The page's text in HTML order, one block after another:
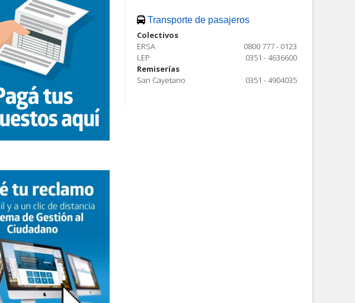
Transporte de pasajeros
Colectivos
ERSA
0800 777 - 0123
LEP
0351 - 4636600
Remiserías
San Cayetano
0351 - 4904035